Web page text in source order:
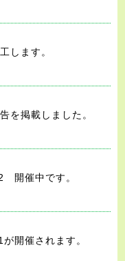
します。
を掲載しました。
開催中です。
開催されます。